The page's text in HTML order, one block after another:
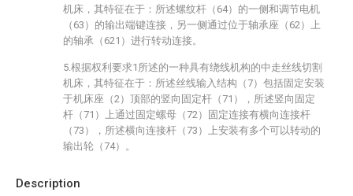
Description
机床，其特征在于：所述螺纹杆（64）的一侧和调节电机
（63）的输出端键连接，另一侧通过位于轴承座（62）上
的轴承（621）进行转动连接。
5.根据权利要求1所述的一种具有绕线机构的中走丝线切割
机床，其特征在于：所述丝线输入结构（7）包括固定安装
于机床座（2）顶部的竖向固定杆（71），所述竖向固定
杆（71）上通过固定螺母（72）固定连接有横向连接杆
（73），所述横向连接杆（73）上安装有多个可以转动的
输出轮（74）。